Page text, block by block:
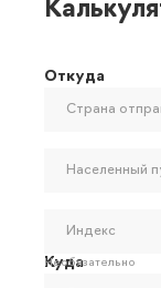
Откуда
Страна
Населенный
Индекс
Необязательно
Куда